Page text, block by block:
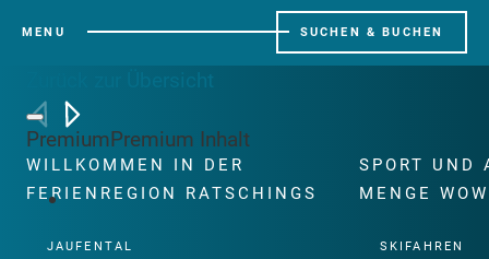
MENU SUCHEN & BUCHEN
Zurück zur Übersicht
PremiumPremium Inhalt
WILLKOMMEN IN DER
FERIENREGION RATSCHINGS
JAUFENTAL
SPORT UND
MENGE
SKIFAHREN